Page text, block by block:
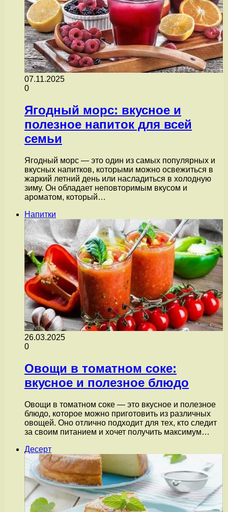
07.11.2025
0
Ягодный морс: вкусное и
полезное напиток для всей
семьи
Ягодный морс — это один из самых популярных и
вкусных напитков, которыми можно освежиться в
жаркий летний день или насладиться в холодную
зиму. Он обладает неповторимым вкусом и
ароматом, который…
Напитки
26.03.2025
0
Овощи в томатном соке:
вкусное и полезное блюдо
Овощи в томатном соке — это вкусное и полезное
блюдо, которое можно приготовить из различных
овощей. Оно отлично подходит для тех, кто следит
за своим питанием и хочет получить максимум…
Десерт